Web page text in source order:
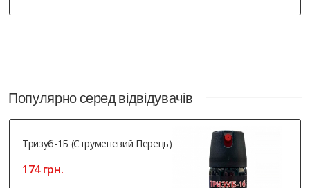
Популярно серед відвідувачів
Тризуб-1Б (струменевий Перець)
174 грн.